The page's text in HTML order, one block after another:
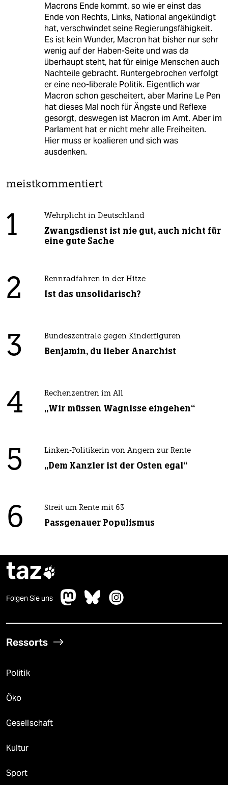
Macrons Ende kommt, so wie er einst das
Ende von Rechts, Links, National angekündigt
hat, verschwindet seine Regierungsfähigkeit.
Es ist kein Wunder, Macron hat bisher nur sehr
wenig auf der Haben-Seite und was da
überhaupt steht, hat für einige Menschen auch
Nachteile gebracht. Runtergebrochen verfolgt
er eine neo-liberale Politik. Eigentlich war
Macron schon gescheitert, aber Marine Le Pen
hat dieses Mal noch für Ängste und Reflexe
gesorgt, deswegen ist Macron im Amt. Aber im
Parlament hat er nicht mehr alle Freiheiten.
Hier muss er koalieren und sich was
ausdenken.
meistkommentiert
1 Wehrplicht in Deutschland
Zwangsdienst ist nie gut, auch nicht für
eine gute Sache
2 Rennradfahren in der Hitze
Ist das unsolidarisch?
3 Bundeszentrale gegen Kinderfiguren
Benjamin, du lieber Anarchist
4 Rechenzentren im All
„Wir müssen Wagnisse eingehen“
5 Linken-Politikerin von Angern zur Rente
„Dem Kanzler ist der Osten egal“
6 Streit um Rente mit 63
Passgenauer Populismus
taz
Folgen Sie uns
Ressorts
Politik
Öko
Gesellschaft
Kultur
Sport